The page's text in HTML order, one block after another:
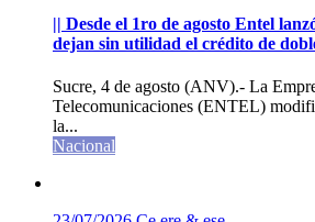
|| Desde el 1ro de agosto Entel
dejan sin utilidad el crédito de
Sucre, 4 de agosto (ANV).- La
Telecomunicaciones (ENTEL)
la...
Nacional